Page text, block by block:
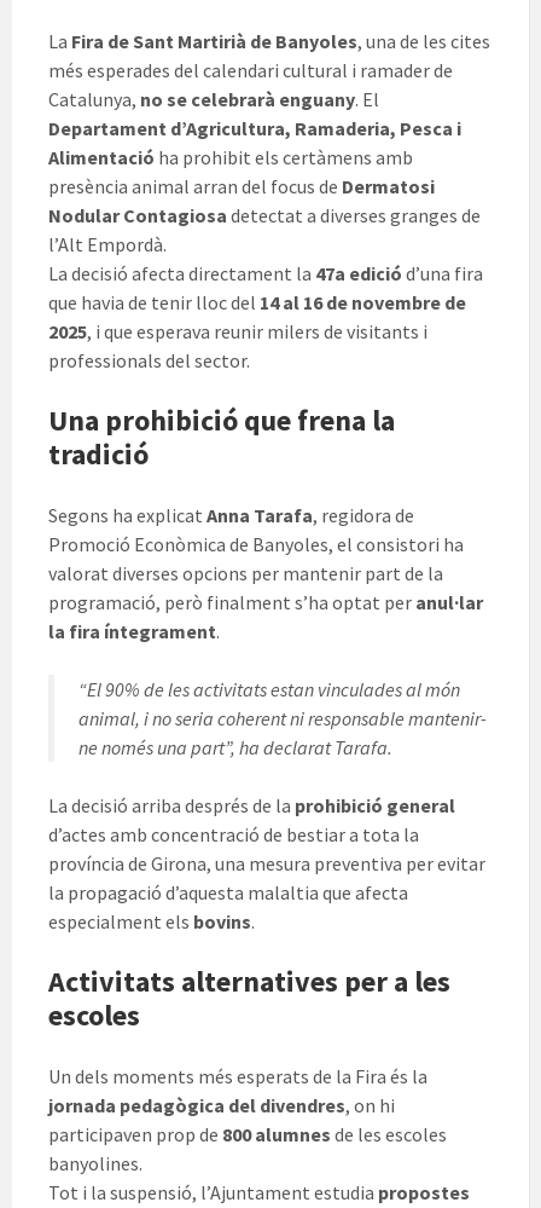
La Fira de Sant Martirià de Banyoles, una de les cites
més esperades del calendari cultural i ramader de
Catalunya, no se celebrarà enguany. El
Departament d’Agricultura, Ramaderia, Pesca i
Alimentació ha prohibit els certàmens amb
presència animal arran del focus de Dermatosi
Nodular Contagiosa detectat a diverses granges de
l’Alt Empordà.
La decisió afecta directament la 47a edició d’una fira
que havia de tenir lloc del 14 al 16 de novembre de
2025, i que esperava reunir milers de visitants i
professionals del sector.
Una prohibició que frena la
tradició
Segons ha explicat Anna Tarafa, regidora de
Promoció Econòmica de Banyoles, el consistori ha
valorat diverses opcions per mantenir part de la
programació, però finalment s’ha optat per anul·lar
la fira íntegrament.
“El 90% de les activitats estan vinculades al món
animal, i no seria coherent ni responsable mantenir-
ne només una part”, ha declarat Tarafa.
La decisió arriba després de la prohibició general
d’actes amb concentració de bestiar a tota la
província de Girona, una mesura preventiva per evitar
la propagació d’aquesta malaltia que afecta
especialment els bovins.
Activitats alternatives per a les
escoles
Un dels moments més esperats de la Fira és la
jornada pedagògica del divendres, on hi
participaven prop de 800 alumnes de les escoles
banyolines.
Tot i la suspensió, l’Ajuntament estudia propostes